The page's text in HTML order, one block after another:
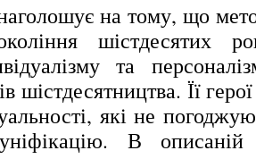
на тому, що
шістдесятих
та
шістдесятництва. Її
які не
В